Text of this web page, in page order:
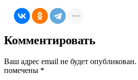
Комментировать
Ваш адрес email не будет опубликован.
помечены *